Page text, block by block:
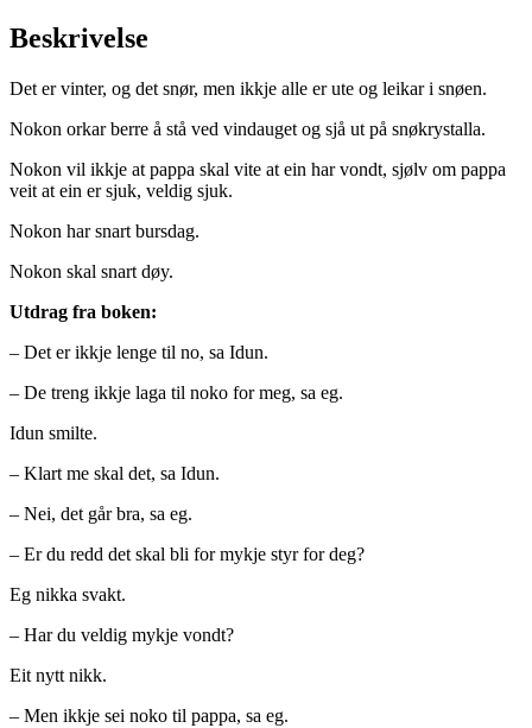
Beskrivelse
Det er vinter, og det snør, men ikkje alle er ute og leikar i snøen.
Nokon orkar berre å stå ved vindauget og sjå ut på snøkrystalla.
Nokon vil ikkje at pappa skal vite at ein har vondt, sjølv om pappa
veit at ein er sjuk, veldig sjuk.
Nokon har snart bursdag.
Nokon skal snart døy.
Utdrag fra boken:
– Det er ikkje lenge til no, sa Idun.
– De treng ikkje laga til noko for meg, sa eg.
Idun smilte.
– Klart me skal det, sa Idun.
– Nei, det går bra, sa eg.
– Er du redd det skal bli for mykje styr for deg?
Eg nikka svakt.
– Har du veldig mykje vondt?
Eit nytt nikk.
– Men ikkje sei noko til pappa, sa eg.